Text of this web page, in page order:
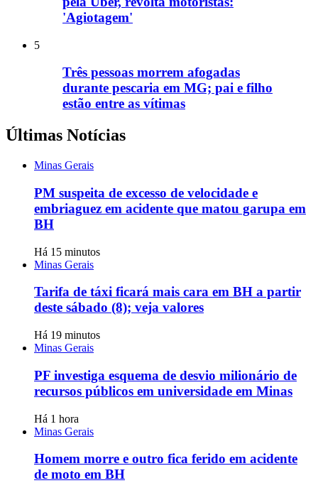
'Agiotagem'
5
Três pessoas morrem afogadas
durante pescaria em MG; pai e filho
estão entre as vítimas
Últimas Notícias
Minas Gerais
PM suspeita de excesso de velocidade e
embriaguez em acidente que matou garupa em
BH
Há 15 minutos
Minas Gerais
Tarifa de táxi ficará mais cara em BH a partir
deste sábado (8); veja valores
Há 19 minutos
Minas Gerais
PF investiga esquema de desvio milionário de
recursos públicos em universidade em Minas
Há 1 hora
Minas Gerais
Homem morre e outro fica ferido em acidente
de moto em BH